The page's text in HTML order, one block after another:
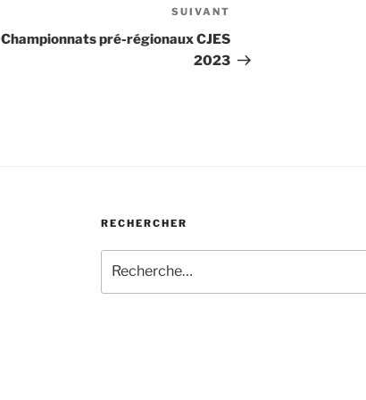
suivant
SUIVANT
Championnats pré-régionaux CJES
2023
RECHERCHER
pour
: